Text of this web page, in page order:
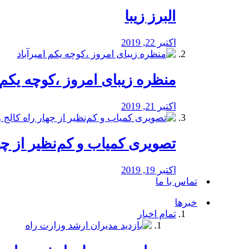
البرز زیبا
اکتبر 22, 2019
منظره‌‌ زیبای امروز ،کوچه یکم
اکتبر 21, 2019
️تصویری کمیاب و کم‌نظیر از چهار
اکتبر 19, 2019
تماس با ما
خبرها
تمام اخبار